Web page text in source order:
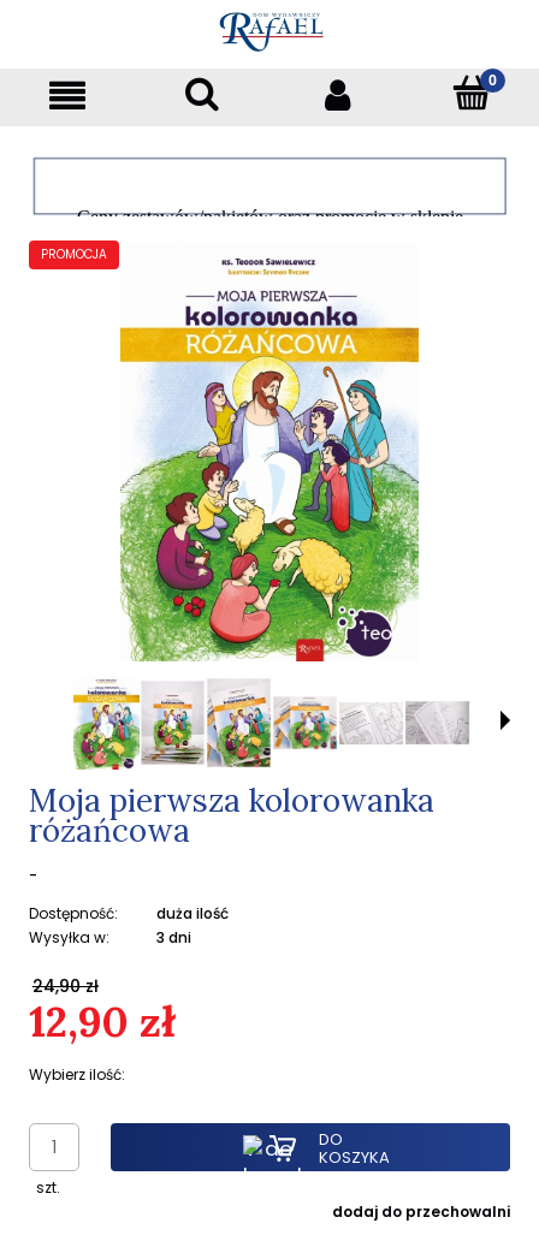
Ceny zestawów/pakietów oraz promocje w sklepie
dotyczą tylko klientów indywidualnych
PROMOCJA
Moja pierwsza kolorowanka
różańcowa
-
Dostępność:
duża ilość
Wysyłka w:
3 dni
12,90 zł
Wybierz ilość:
24,90 zł
szt.
DO
KOSZYKA
dodaj do przechowalni